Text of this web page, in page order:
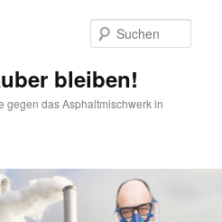
bleiben!
gegen das Asphaltmischwerk in